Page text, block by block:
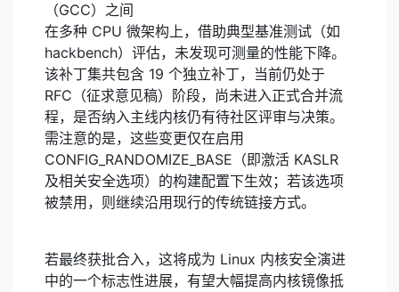
（GCC）之间
在多种 CPU 微架构上，借助典型基准测试（如
hackbench）评估，未发现可测量的性能下降。
该补丁集共包含 19 个独立补丁，当前仍处于
RFC（征求意见稿）阶段，尚未进入正式合并流
程，是否纳入主线内核仍有待社区评审与决策。
需注意的是，这些变更仅在启用
CONFIG_RANDOMIZE_BASE（即激活 KASLR
及相关安全选项）的构建配置下生效；若该选项
被禁用，则继续沿用现行的传统链接方式。
若最终获批合入，这将成为 Linux 内核安全演进
中的一个标志性进展，有望大幅提高内核镜像抵